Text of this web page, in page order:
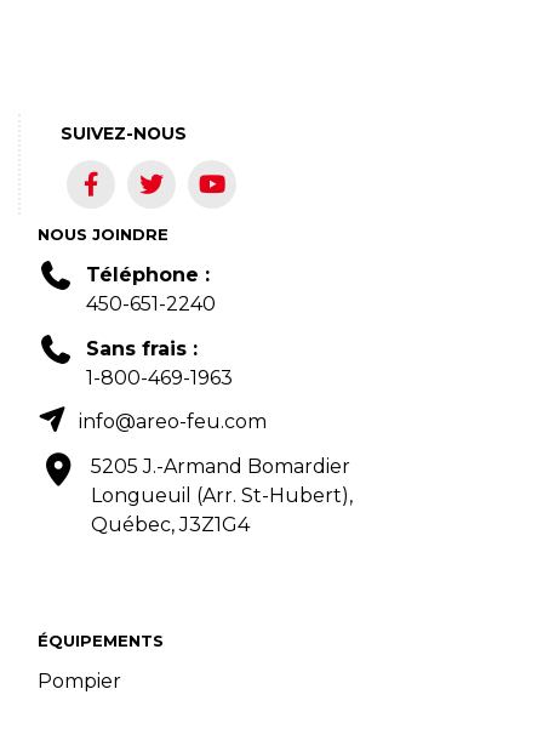
ÉQUIPEMENTS
Pompier
NOUS JOINDRE
Téléphone :
450-651-2240
Sans frais :
1-800-469-1963
info@areo-feu.com
5205 J.-Armand Bomardier
Longueuil (Arr. St-Hubert),
Québec, J3Z1G4
SUIVEZ-NOUS